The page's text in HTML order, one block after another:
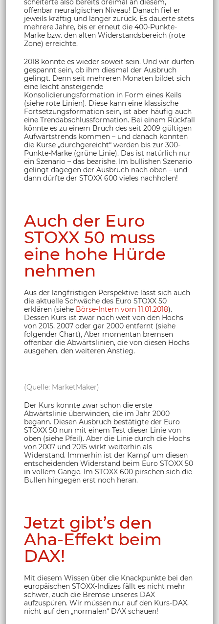
scheiterte also bereits dreimal an diesem,
offenbar neuralgischen Niveau! Danach fiel er
jeweils kräftig und länger zurück. Es dauerte stets
mehrere Jahre, bis er erneut die 400-Punkte-
Marke bzw. den alten Widerstandsbereich (rote
Zone) erreichte.
2018 könnte es wieder soweit sein. Und wir dürfen
gespannt sein, ob ihm diesmal der Ausbruch
gelingt. Denn seit mehreren Monaten bildet sich
eine leicht ansteigende
Konsolidierungsformation in Form eines Keils
(siehe rote Linien). Diese kann eine klassische
Fortsetzungsformation sein, ist aber häufig auch
eine Trendabschlussformation. Bei einem Rückfall
könnte es zu einem Bruch des seit 2009 gültigen
Aufwärtstrends kommen – und danach könnten
die Kurse „durchgereicht“ werden bis zur 300-
Punkte-Marke (grüne Linie). Das ist natürlich nur
ein Szenario – das bearishe. Im bullishen Szenario
gelingt dagegen der Ausbruch nach oben – und
dann dürfte der STOXX 600 vieles nachholen!
Auch der Euro
STOXX 50 muss
eine hohe Hürde
nehmen
Aus der langfristigen Perspektive lässt sich auch
die aktuelle Schwäche des Euro STOXX 50
erklären (siehe Börse-Intern vom 11.01.2018).
Dessen Kurs ist zwar noch weit von den Hochs
von 2015, 2007 oder gar 2000 entfernt (siehe
folgender Chart), Aber momentan bremsen
offenbar die Abwärtslinien, die von diesen Hochs
ausgehen, den weiteren Anstieg.
(Quelle: MarketMaker)
Der Kurs konnte zwar schon die erste
Abwärtslinie überwinden, die im Jahr 2000
begann. Diesen Ausbruch bestätigte der Euro
STOXX 50 nun mit einem Test dieser Linie von
oben (siehe Pfeil). Aber die Linie durch die Hochs
von 2007 und 2015 wirkt weiterhin als
Widerstand. Immerhin ist der Kampf um diesen
entscheidenden Widerstand beim Euro STOXX 50
in vollem Gange. Im STOXX 600 pirschen sich die
Bullen hingegen erst noch heran.
Jetzt gibt’s den
Aha-Effekt beim
DAX!
Mit diesem Wissen über die Knackpunkte bei den
europäischen STOXX-Indizes fällt es nicht mehr
schwer, auch die Bremse unseres DAX
aufzuspüren. Wir müssen nur auf den Kurs-DAX,
nicht auf den „normalen“ DAX schauen!